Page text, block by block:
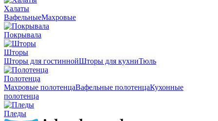
Халаты
ВафельныеМахровые
Покрывала
Шторы
Шторы для гостиннойШторы для кухниТюль
Полотенца
Махровые полотенцаВафельные полотенцаКухонные
полотенца
Пледы